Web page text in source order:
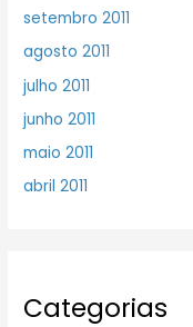
setembro 2011
agosto 2011
julho 2011
junho 2011
maio 2011
abril 2011
Categorias